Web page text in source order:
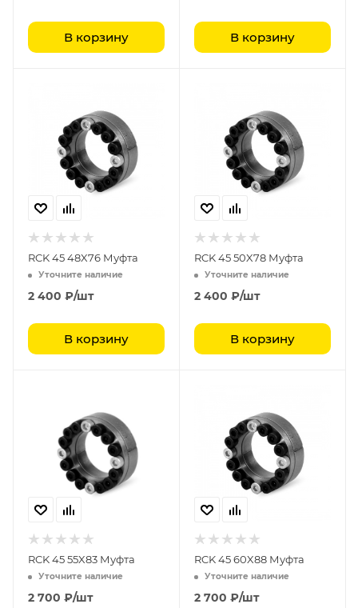
В корзину В корзину
RCK 45 48X76 Муфта
Уточните наличие
2 400 ₽/шт
В корзину
RCK 45 50X78 Муфта
Уточните наличие
2 400 ₽/шт
В корзину
RCK 45 55X83 Муфта
Уточните наличие
2 700 ₽/шт
RCK 45 60X88 Муфта
Уточните наличие
2 700 ₽/шт